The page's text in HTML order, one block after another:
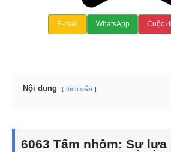
E-mail WhatsApp Cuộc
Nội dung trình diễn
6063 Tấm nhôm: Sự